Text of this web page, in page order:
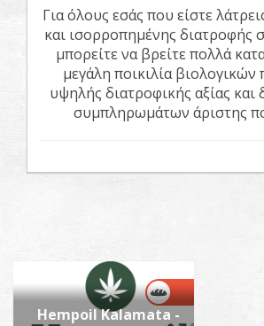
Για όλους εσάς που είστε
και ισορροπημένης διατροφής
μπορείτε να βρείτε πολλά
μεγάλη ποικιλία
υψηλής διατροφικής αξίας και
συμπληρωμάτων άριστης
Hempoil Kalamata -